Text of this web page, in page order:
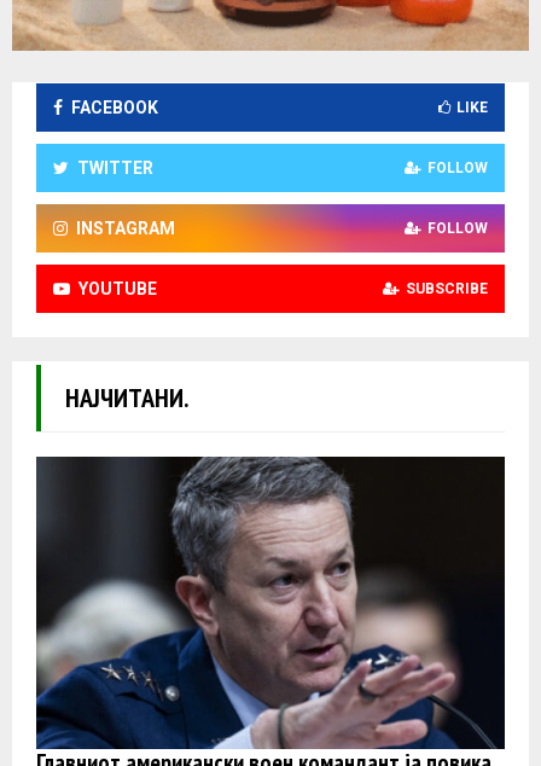
FACEBOOK LIKE
TWITTER FOLLOW
INSTAGRAM FOLLOW
YOUTUBE SUBSCRIBE
НАЈЧИТАНИ.